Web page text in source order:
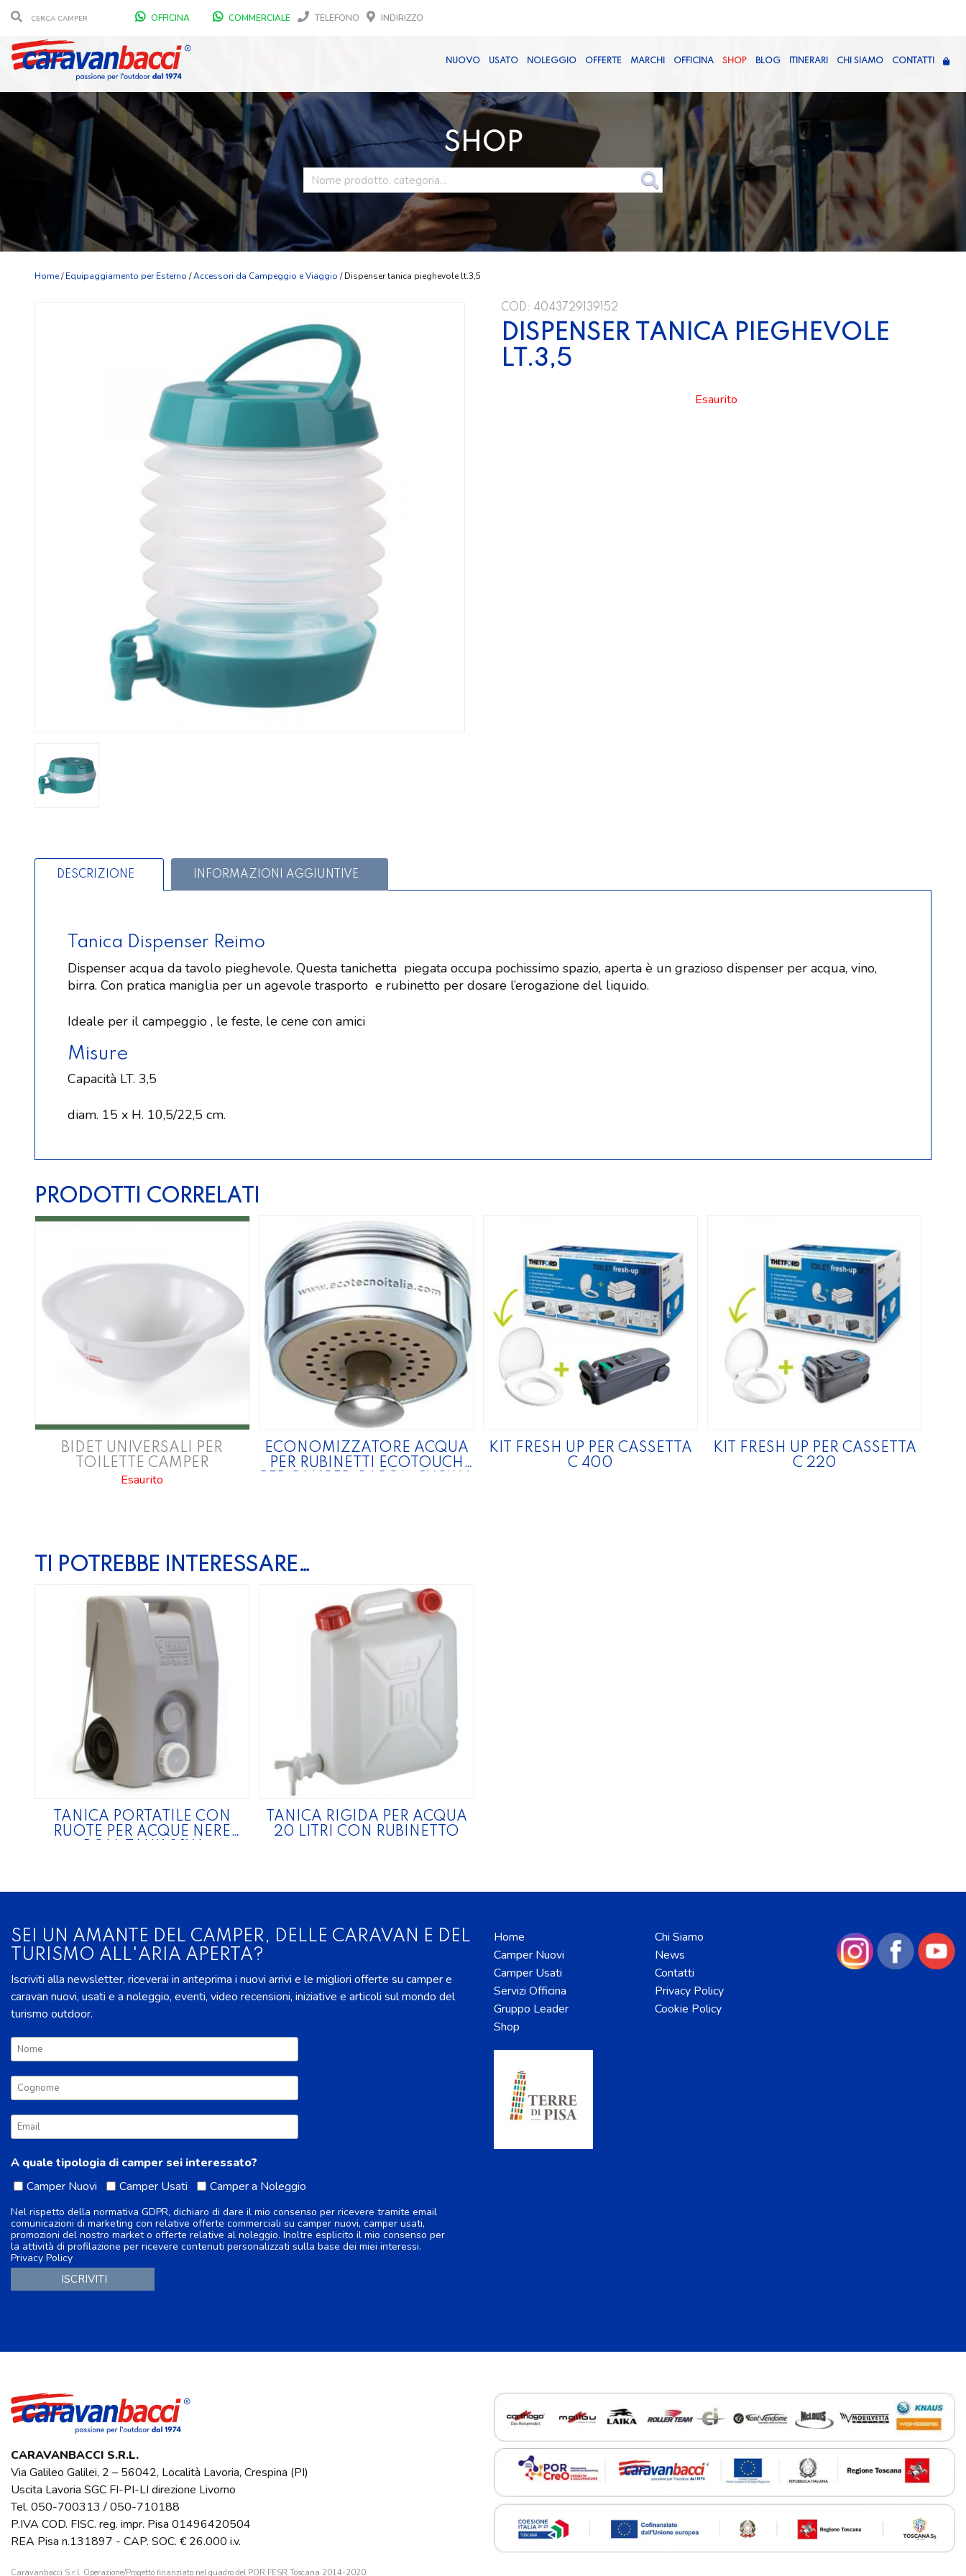
OFFICINA COMMERCIALE TELEFONO INDIRIZZO
NUOVO USATO NOLEGGIO OFFERTE MARCHI OFFICINA SHOP BLOG ITINERARI CHI SIAMO CONTATTI
SHOP
Home/Equipaggiamento per Esterno /Accessori da Campeggio e Viaggio / Dispenser tanica pieghevole lt.3,5
COD: 4043729139152
DISPENSER TANICA PIEGHEVOLE
LT.3,5
Esaurito
DESCRIZIONE INFORMAZIONI AGGIUNTIVE
Tanica Dispenser Reimo
Dispenser acqua da tavolo pieghevole. Questa tanichetta piegata occupa pochissimo spazio, aperta è un grazioso dispenser per acqua, vino,
birra. Con pratica maniglia per un agevole trasporto e rubinetto per dosare l’erogazione del liquido.
Ideale per il campeggio , le feste, le cene con amici
Misure
Capacità LT. 3,5
diam. 15 x H. 10,5/22,5 cm.
PRODOTTI CORRELATI
BIDET UNIVERSALI PER
TOILETTE CAMPER
Esaurito
ECONOMIZZATORE ACQUA
PER RUBINETTI ECOTOUCH
KIT FRESH UP PER CASSETTA
C 400
KIT FRESH UP PER CASSETTA
C 220
TI POTREBBE INTERESSARE…
TANICA PORTATILE CON
RUOTE PER ACQUE NERE
TANICA RIGIDA PER ACQUA
20 LITRI CON RUBINETTO
SEI UN AMANTE DEL CAMPER, DELLE CARAVAN E DEL
TURISMO ALL'ARIA APERTA?
Iscriviti alla newsletter, riceverai in anteprima i nuovi arrivi e le migliori offerte su camper e
caravan nuovi, usati e a noleggio, eventi, video recensioni, iniziative e articoli sul mondo del
turismo outdoor.
A quale tipologia di camper sei interessato?
Camper Nuovi
Camper Usati Camper a Noleggio
Nel rispetto della normativa GDPR, dichiaro di dare il mio consenso per ricevere tramite email
comunicazioni di marketing con relative offerte commerciali su camper nuovi, camper usati,
promozioni del nostro market o offerte relative al noleggio. Inoltre esplicito il mio consenso per
la attività di profilazione per ricevere contenuti personalizzati sulla base dei miei interessi.
Privacy Policy
Home
Camper Nuovi
Camper Usati
Servizi Officina
Gruppo Leader
Shop
Chi Siamo
News
Contatti
Privacy Policy
Cookie Policy
CARAVANBACCI S.R.L.
Via Galileo Galilei, 2 – 56042, Località Lavoria, Crespina (PI)
Uscita Lavoria SGC FI-PI-LI direzione Livorno
Tel. 050-700313 /050-710188
P.IVA COD. FISC. reg. impr. Pisa 01496420504
REA Pisa n.131897 - CAP. SOC. € 26.000 i.v.
Caravanbacci S.r.l. Operazione/Progetto finanziato nel quadro del POR FESR Toscana 2014-2020.